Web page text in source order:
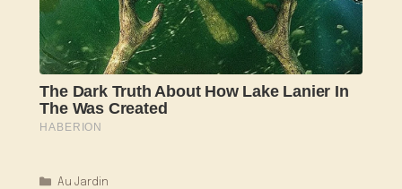
Catégories
Au Jardin